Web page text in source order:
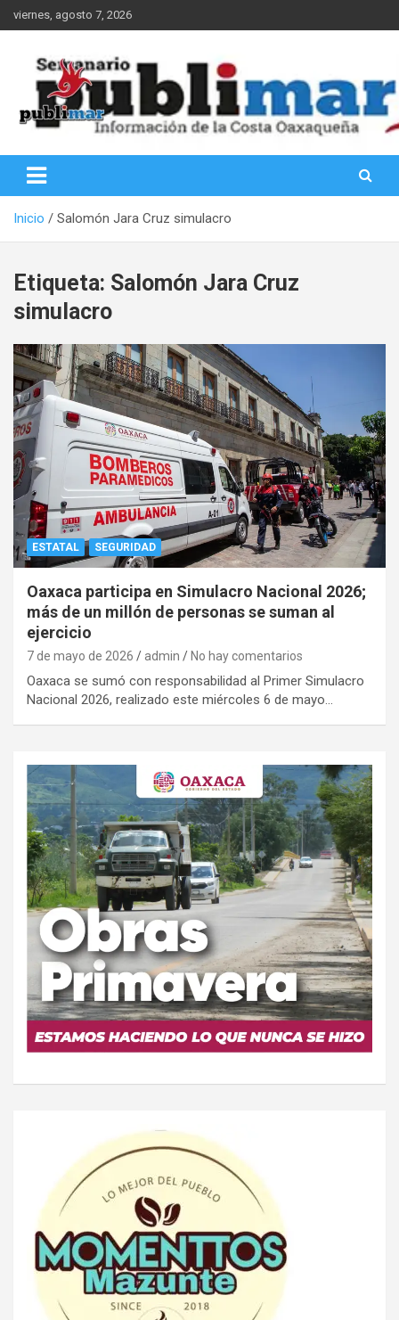
Saltar
al
viernes, agosto 7, 2026
PubliMar
Inicio Salomón Jara Cruz simulacro
Etiqueta: Salomón Jara Cruz
simulacro
ESTATAL SEGURIDAD
Oaxaca participa en Simulacro Nacional 2026;
más de un millón de personas se suman al
ejercicio
7 de mayo de 2026 admin No hay comentarios
Oaxaca se sumó con responsabilidad al Primer Simulacro
Nacional 2026, realizado este miércoles 6 de mayo…